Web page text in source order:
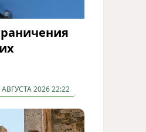
АВГУСТА 2026 22:22